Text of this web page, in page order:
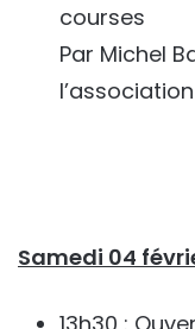
courses
Par Michel
Samedi 04